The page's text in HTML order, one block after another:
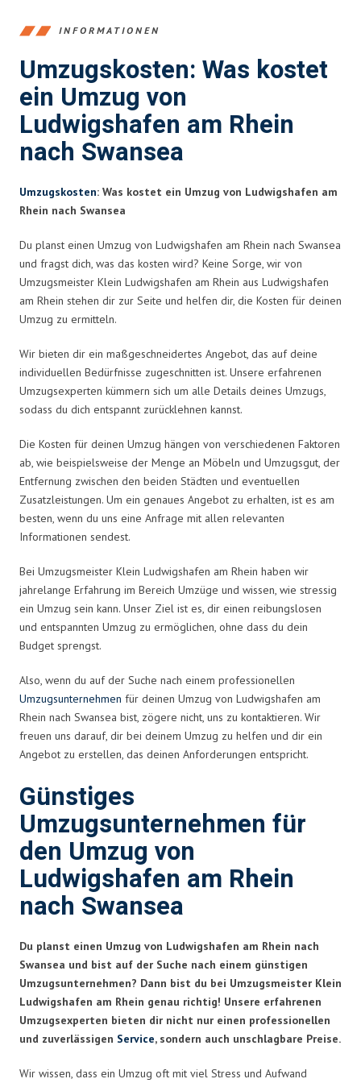
INFORMATIONEN
Umzugskosten: Was kostet
ein Umzug von
Ludwigshafen am Rhein
nach Swansea
Umzugskosten: Was kostet ein Umzug von Ludwigshafen am
Rhein nach Swansea
Du planst einen Umzug von Ludwigshafen am Rhein nach Swansea
und fragst dich, was das kosten wird? Keine Sorge, wir von
Umzugsmeister Klein Ludwigshafen am Rhein aus Ludwigshafen
am Rhein stehen dir zur Seite und helfen dir, die Kosten für deinen
Umzug zu ermitteln.
Wir bieten dir ein maßgeschneidertes Angebot, das auf deine
individuellen Bedürfnisse zugeschnitten ist. Unsere erfahrenen
Umzugsexperten kümmern sich um alle Details deines Umzugs,
sodass du dich entspannt zurücklehnen kannst.
Die Kosten für deinen Umzug hängen von verschiedenen Faktoren
ab, wie beispielsweise der Menge an Möbeln und Umzugsgut, der
Entfernung zwischen den beiden Städten und eventuellen
Zusatzleistungen. Um ein genaues Angebot zu erhalten, ist es am
besten, wenn du uns eine Anfrage mit allen relevanten
Informationen sendest.
Bei Umzugsmeister Klein Ludwigshafen am Rhein haben wir
jahrelange Erfahrung im Bereich Umzüge und wissen, wie stressig
ein Umzug sein kann. Unser Ziel ist es, dir einen reibungslosen
und entspannten Umzug zu ermöglichen, ohne dass du dein
Budget sprengst.
Also, wenn du auf der Suche nach einem professionellen
Umzugsunternehmen für deinen Umzug von Ludwigshafen am
Rhein nach Swansea bist, zögere nicht, uns zu kontaktieren. Wir
freuen uns darauf, dir bei deinem Umzug zu helfen und dir ein
Angebot zu erstellen, das deinen Anforderungen entspricht.
Günstiges
Umzugsunternehmen für
den Umzug von
Ludwigshafen am Rhein
nach Swansea
Du planst einen Umzug von Ludwigshafen am Rhein nach
Swansea und bist auf der Suche nach einem günstigen
Umzugsunternehmen? Dann bist du bei Umzugsmeister Klein
Ludwigshafen am Rhein genau richtig! Unsere erfahrenen
Umzugsexperten bieten dir nicht nur einen professionellen
und zuverlässigen Service, sondern auch unschlagbare Preise.
Wir wissen, dass ein Umzug oft mit viel Stress und Aufwand